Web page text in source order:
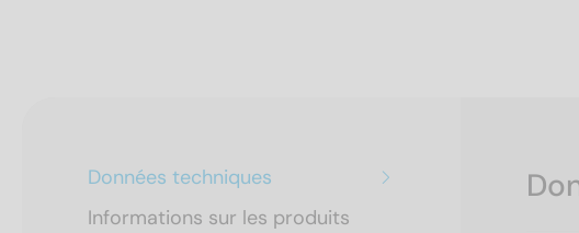
Données techniques
Informations sur les produits